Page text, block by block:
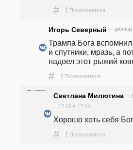
# ! Пожаловаться
Игорь Северный — (49094)
Трампа Бога
и спутники, мразь, а
надоел этот рыжий
# ! Пожаловаться
Светлана Милютина —
17.05 в 17:04
Хорошо хоть себя
# ! Пожаловаться